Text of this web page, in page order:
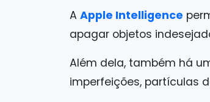
A Apple Intelligence
apagar objetos
Além dela, também há
imperfeições, partículas